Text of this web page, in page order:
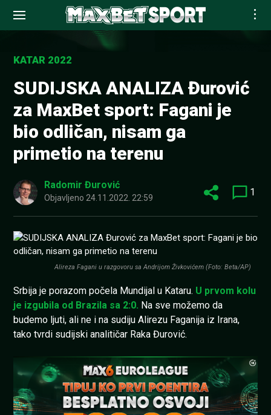
contentKATAR 2022
SUDIJSKA ANALIZA Đurović
za MaxBet sport: Fagani je
bio odličan, nisam ga
primetio na terenu
Radomir Đurović
Objavljeno 24.11.2022. 22:59 1
Alireza Fagani u razgovoru sa Andrijom Živkovićem (Foto: Beta/AP)
Srbija je porazom počela Mundijal u Kataru. U prvom kolu
je izgubila od Brazila sa 2:0. Na sve možemo da
budemo ljuti, ali ne i na sudiju Alirezu Faganija iz Irana,
tako tvrdi sudijski analitičar Raka Đurović.